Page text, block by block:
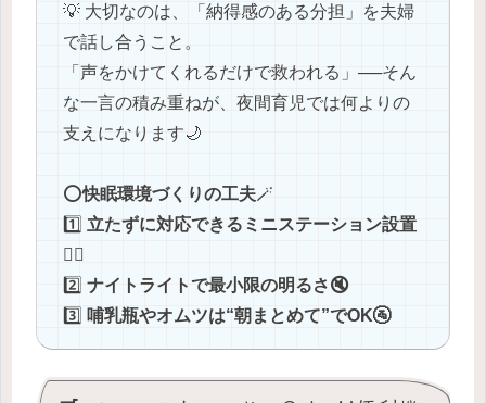
💡 大切なのは、「納得感のある分担」を夫婦
で話し合うこと。
「声をかけてくれるだけで救われる」──そん
な一言の積み重ねが、夜間育児では何よりの
支えになります🌙
⭕️快眠環境づくりの工夫🪄
1️⃣ 立たずに対応できるミニステーション設置
🚶‍♂️
2️⃣ ナイトライトで最小限の明るさ🔇
3️⃣ 哺乳瓶やオムツは“朝まとめて”でOK🚰